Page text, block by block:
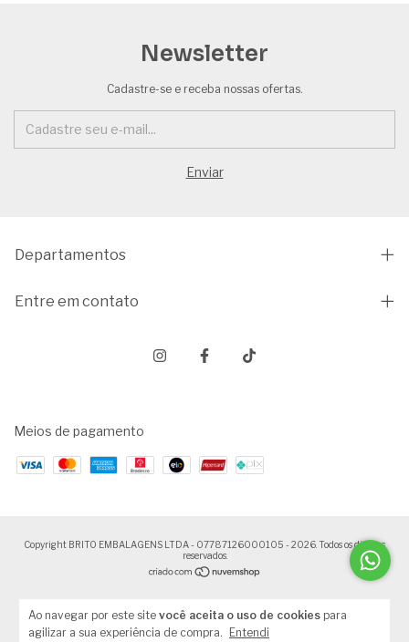
Ao navegar por este site você aceita o uso de cookies para
agilizar a sua experiência de compra.
Entendi
Newsletter
Cadastre-se e receba nossas ofertas.
Departamentos
Entre em contato
Meios de pagamento
Copyright BRITO EMBALAGENS LTDA - 07787126000105 - 2026. Todos os direitos
reservados.